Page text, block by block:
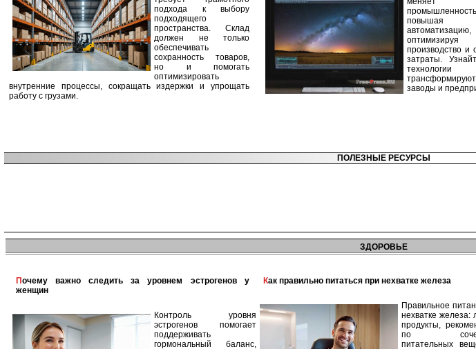
подхода к выбору
подходящего
пространства. Склад
должен не только
обеспечивать
сохранность товаров,
но и помогать
оптимизировать
внутренние процессы, сокращать издержки и упрощать
работу с грузами.
повышая
автоматизацию,
оптимизируя
производство и
затраты.
трансформируют
заводы и
ПОЛЕЗНЫЕ РЕСУРСЫ
ЗДОРОВЬЕ
Почему важно следить за уровнем эстрогенов у
женщин
Контроль уровня
эстрогенов помогает
поддерживать
гормональный баланс,
Как правильно питаться при нехватке железа
Правильное
нехватке железа:
продукты,
по
питательных